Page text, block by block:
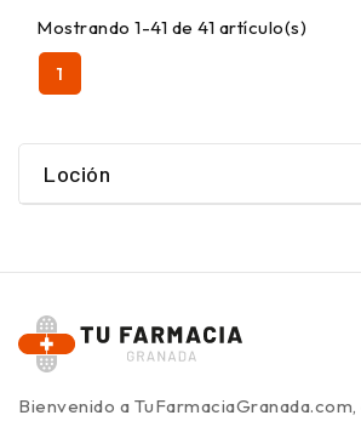
Mostrando 1-41 de 41 artículo(s)
1
Loción
Bienvenido a